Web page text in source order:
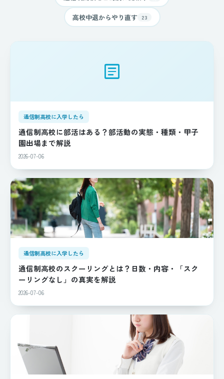
高校中退からやり直す 23
article
通信制高校に入学したら
通信制高校に部活はある？部活動の実態・種類・甲子
園出場まで解説
2026-07-06
通信制高校に入学したら
通信制高校のスクーリングとは？日数・内容・「スク
ーリングなし」の真実を解説
2026-07-06